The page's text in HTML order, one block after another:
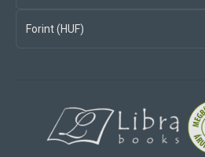
Forint (HUF)